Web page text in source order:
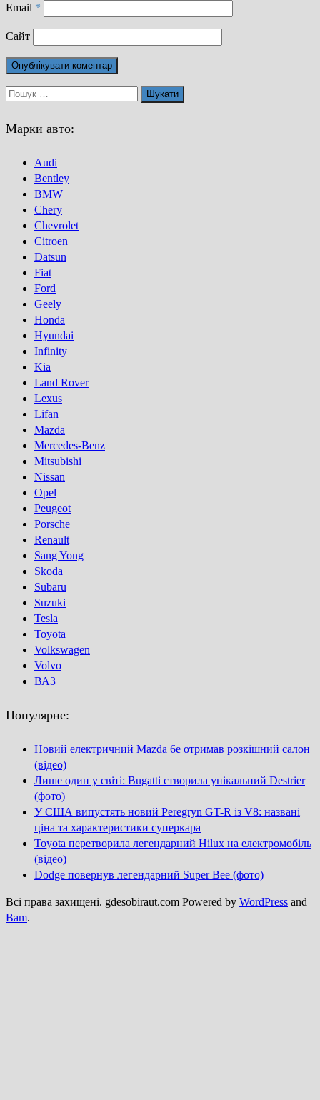
Email *
Сайт
Пошук:
Марки авто:
Audi
Bentley
BMW
Chery
Chevrolet
Citroen
Datsun
Fiat
Ford
Geely
Honda
Hyundai
Infinity
Kia
Land Rover
Lexus
Lifan
Mazda
Mercedes-Benz
Mitsubishi
Nissan
Opel
Peugeot
Porsсhe
Renault
Sang Yong
Skoda
Subaru
Suzuki
Tesla
Toyota
Volkswagen
Volvo
ВАЗ
Популярне:
Новий електричний Mazda 6e отримав розкішний салон
(відео)
Лише один у світі: Bugatti створила унікальний Destrier
(фото)
У США випустять новий Peregryn GT-R із V8: названі
ціна та характеристики суперкара
Toyota перетворила легендарний Hilux на електромобіль
(відео)
Dodge повернув легендарний Super Bee (фото)
Всі права захищені. gdesobiraut.com Powered by WordPress and
Bam.